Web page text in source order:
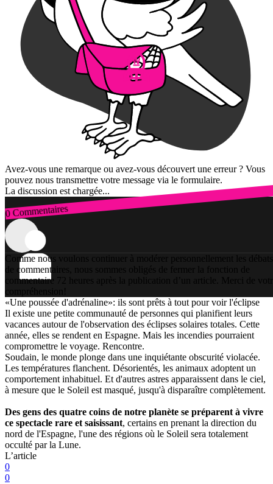
Avez-vous une remarque ou avez-vous découvert une erreur ? Vous
pouvez nous transmettre votre message via le formulaire.
La discussion est chargée...
0 Commentaires
Connexion
Comme nous voulons continuer à modérer personnellement les débats
de commentaires, nous sommes obligés de fermer la fonction de
commentaire 72 heures après la publication d’un article. Merci de
compréhension!
«Une poussée d'adrénaline»: ils sont prêts à tout pour voir l'éclipse
Il existe une petite communauté de personnes qui planifient leurs
vacances autour de l'observation des éclipses solaires totales. Cette
année, elles se rendent en Espagne. Mais les incendies pourraient
compromettre le voyage. Rencontre.
Soudain, le monde plonge dans une inquiétante obscurité violacée.
Les températures flanchent. Désorientés, les animaux adoptent un
comportement inhabituel. Et d'autres astres apparaissent dans le ciel,
à mesure que le Soleil est masqué, jusqu'à disparaître complètement.
Des gens des quatre coins de notre planète se préparent à vivre
ce spectacle rare et saisissant, certains en prenant la direction du
nord de l'Espagne, l'une des régions où le Soleil sera totalement
occulté par la Lune.
L’article
0
0